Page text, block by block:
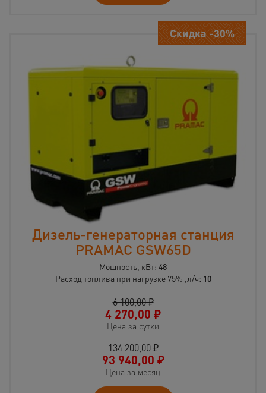
Скидка -30%
Дизель-генераторная станция
PRAMAC GSW65D
Мощность, кВт: 48
Расход топлива при нагрузке 75% ,л/ч: 10
6 100,00 ₽
4 270,00 ₽
Цена за сутки
134 200,00 ₽
93 940,00 ₽
Цена за месяц